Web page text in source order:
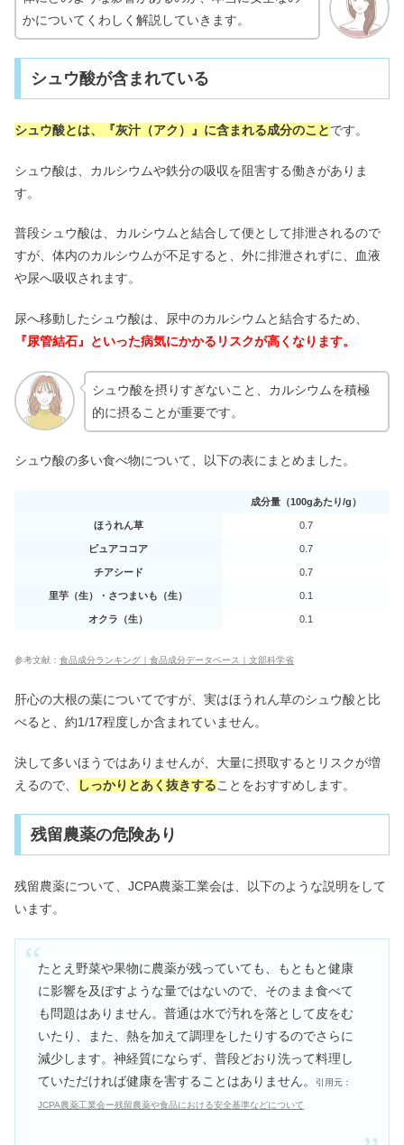
コンブチャクレンズは本当に痩せる？
口コミ＆効果｜危険性は？
スナイデルの年齢層！ぽっちゃりさん
【逆効果】リファカラット買ってはい
かについてくわしく解説していきます。
シュウ酸が含まれている
シュウ酸とは、『灰汁（アク）』に含まれる成分のことです。
シュウ酸は、カルシウムや鉄分の吸収を阻害する働きがありま
す。
普段シュウ酸は、カルシウムと結合して便として排泄されるので
すが、体内のカルシウムが不足すると、外に排泄されずに、血液
や尿へ吸収されます。
尿へ移動したシュウ酸は、尿中のカルシウムと結合するため、
『尿管結石』といった病気にかかるリスクが高くなります。
シュウ酸を摂りすぎないこと、カルシウムを積極
的に摂ることが重要です。
シュウ酸の多い食べ物について、以下の表にまとめました。
成分量（100gあたり/g）
ほうれん草 0.7
ピュアココア 0.7
チアシード 0.7
里芋（生）・さつまいも（生） 0.1
オクラ（生） 0.1
参考文献： 食品成分ランキング｜食品成分データベース｜文部科学省
肝心の大根の葉についてですが、実はほうれん草のシュウ酸と比
べると、約1/17程度しか含まれていません。
決して多いほうではありませんが、大量に摂取するとリスクが増
えるので、
しっかりとあく抜きすることをおすすめします。
残留農薬の危険あり
残留農薬について、JCPA農薬工業会は、以下のような説明をして
います。
たとえ野菜や果物に農薬が残っていても、もともと健康
に影響を及ぼすような量ではないので、そのまま食べて
も問題はありません。普通は水で汚れを落として皮をむ
いたり、また、熱を加えて調理をしたりするのでさらに
減少します。神経質にならず、普段どおり洗って料理し
ていただければ健康を害することはありません。
引用元：
JCPA農薬工業会ー残留農薬や食品における安全基準などについて